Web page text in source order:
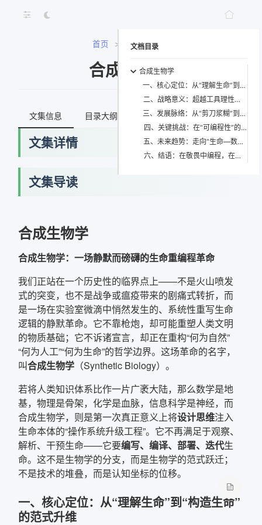
首页 > 合成生物学
合成生物学
文集信息 目录大纲 最新文档 知识宇宙
文集详情
文集导读
合成生物学
合成生物学：一场静默而磅礴的生命重编程革命
我们正站在一个历史性的临界点上——不是火山喷发
式的突变，也不是战争或瘟疫带来的剧痛式转折，而
是一场在实验室微滴中悄然发生的、系统性重写生命
逻辑的静默革命。它不靠枪炮，却可能重塑人类文明
的物质基础；它不诉诸宣言，却正在重构“何为自然”
“何为人工”“何为生命”的哲学边界。这场革命的名字，
叫合成生物学（Synthetic Biology）。
若将人类知识体系比作一片广袤大陆，那么数学是地
基，物理是骨架，化学是血脉，信息科学是神经，而
合成生物学，则是第一次真正意义上将设计思维注入
生命本体的“操作系统升级工程”。它不再满足于观察、
解析、干预生命——它要编写、编译、部署、迭代生
命。这不是生物学的分支，而是生物学的范式跃迁；
不是技术的堆叠，而是认知坐标的位移。
一、核心定位：从“理解生命”到“构造生命”
的范式升维
文档目录
合成生物学
一、核心定位：从“理解生命”到“构造生命”的范式升维
二、战略意义：超越工具理性的文明级基础设施
三、发展脉络：从“剪刀浆糊”到“全栈编程”的四重跃迁
四、关键挑战：在“可编程性”的悬崖边行走
五、未来趋势：走向“生命—数字—物质”的三元融合
六、结语：在敬畏中编程，在谦卑中创造
获取最新文档失败，请稍后重试
确定
复制弹框内信息